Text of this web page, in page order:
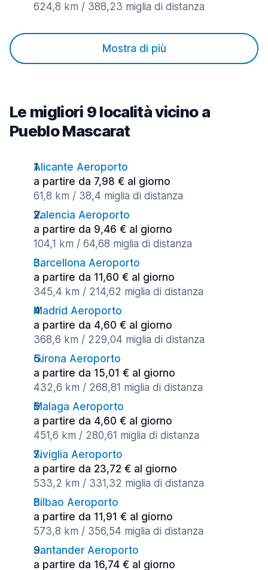
624,8 km / 388,23 miglia di distanza
Mostra di più
Le migliori 9 località vicino a
Pueblo Mascarat
Alicante Aeroporto
a partire da 7,98 € al giorno
61,8 km / 38,4 miglia di distanza
Valencia Aeroporto
a partire da 9,46 € al giorno
104,1 km / 64,68 miglia di distanza
Barcellona Aeroporto
a partire da 11,60 € al giorno
345,4 km / 214,62 miglia di distanza
Madrid Aeroporto
a partire da 4,60 € al giorno
368,6 km / 229,04 miglia di distanza
Girona Aeroporto
a partire da 15,01 € al giorno
432,6 km / 268,81 miglia di distanza
Malaga Aeroporto
a partire da 4,60 € al giorno
451,6 km / 280,61 miglia di distanza
Siviglia Aeroporto
a partire da 23,72 € al giorno
533,2 km / 331,32 miglia di distanza
Bilbao Aeroporto
a partire da 11,91 € al giorno
573,8 km / 356,54 miglia di distanza
Santander Aeroporto
a partire da 16,74 € al giorno